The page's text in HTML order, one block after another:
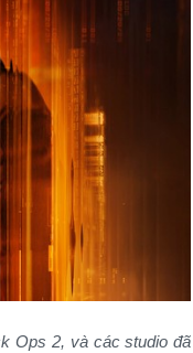
Ops 2, và các studio đã